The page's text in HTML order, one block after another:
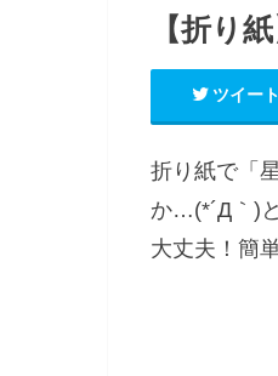
【折り
ツイート
折り紙で「
か…(*´Д｀)
大丈夫！簡